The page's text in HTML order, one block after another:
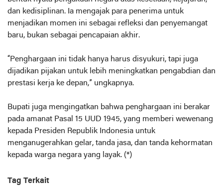
dan kedisiplinan. Ia mengajak para penerima untuk
menjadikan momen ini sebagai refleksi dan penyemangat
baru, bukan sebagai pencapaian akhir.
“Penghargaan ini tidak hanya harus disyukuri, tapi juga
dijadikan pijakan untuk lebih meningkatkan pengabdian dan
prestasi kerja ke depan,” ungkapnya.
Bupati juga mengingatkan bahwa penghargaan ini berakar
pada amanat Pasal 15 UUD 1945, yang memberi wewenang
kepada Presiden Republik Indonesia untuk
menganugerahkan gelar, tanda jasa, dan tanda kehormatan
kepada warga negara yang layak. (*)
Tag Terkait